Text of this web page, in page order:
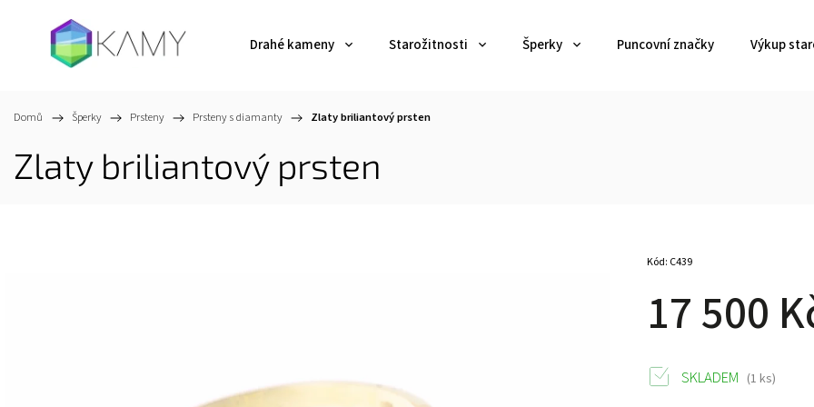
Drahé kameny Starožitnosti Šperky Puncovní značky Výkup
Domů / Šperky / Prsteny / Prsteny s diamanty / Zlaty briliantový prsten
Zlaty briliantový prsten
17 500
Kód: C439
SKLADEM (1 ks)